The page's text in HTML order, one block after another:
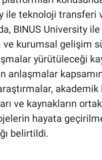
ile teknoloji transferi
BINUS University
ve kurumsal gelişim
yürütüleceği
anlaşmalar
ve kaynakların
hayata
belirtildi.